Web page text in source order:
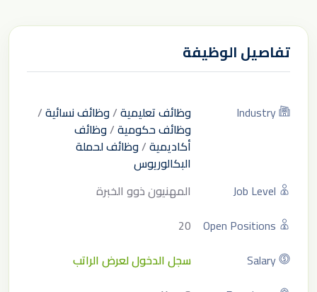
تفاصيل الوظيفة
Industry وظائف تعليمية/وظائف نسائية/
وظائف حكومية/وظائف
أكاديمية/وظائف لحملة
البكالوريوس
Job Level
المهنيون ذوو الخبرة
Open Positions
20
Salary
سجل الدخول لعرض الراتب